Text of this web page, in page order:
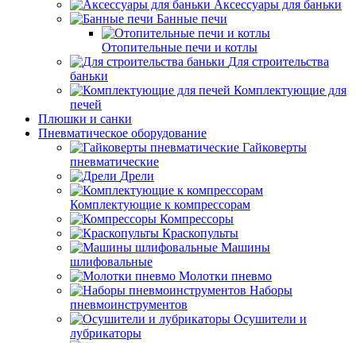
Аксессуары для баньки
Банные печи
Отопительные печи и котлы
Для строительства
баньки
Комплектующие для
печей
Плюшки и санки
Пневматическое оборудование
Гайковерты
пневматические
Дрели
Комплектующие к компрессорам
Компрессоры
Краскопульты
Машины
шлифовальные
Молотки пневмо
Наборы
пневмоинструментов
Осушители и
лубрикаторы